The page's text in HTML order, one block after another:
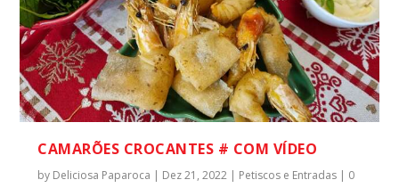
CAMARÕES CROCANTES # COM VÍDEO
by Deliciosa Paparoca | Dez 21, 2022 | Petiscos e Entradas | 0